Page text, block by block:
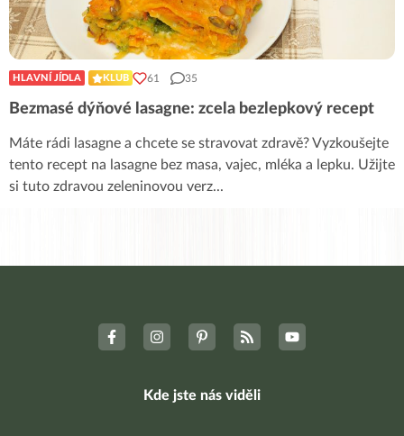
HLAVNÍ JÍDLA KLUB 61 35
Bezmasé dýňové lasagne: zcela bezlepkový recept
Máte rádi lasagne a chcete se stravovat zdravě? Vyzkoušejte
tento recept na lasagne bez masa, vajec, mléka a lepku. Užijte
si tuto zdravou zeleninovou verz...
Kde jste nás viděli